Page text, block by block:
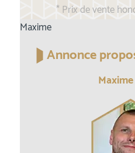
* Prix de vente
Maxime
Annonce